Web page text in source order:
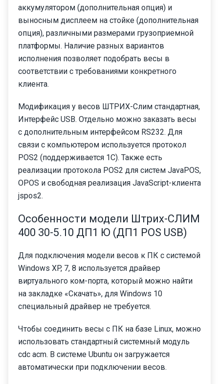
аккумулятором (дополнительная опция) и
выносным дисплеем на стойке (дополнительная
опция), различными размерами грузоприемной
платформы. Наличие разных вариантов
исполнения позволяет подобрать весы в
соответствии с требованиями конкретного
клиента.
Модификация у весов ШТРИХ-Слим стандартная,
Интерфейс USB. Отдельно можно заказать весы
с дополнительным интерфейсом RS232. Для
связи с компьютером используется протокол
POS2 (поддерживается 1С). Также есть
реализации протокола POS2 для систем JavaPOS,
OPOS и свободная реализация JavaScript-клиента
jspos2.
Особенности модели Штрих-СЛИМ
400 30-5.10 ДП1 Ю (ДП1 POS USB)
Для подключения модели весов к ПК с системой
Windows XP, 7, 8 используется драйвер
виртуального ком-порта, который можно найти
на закладке «Скачать», для Windows 10
специальный драйвер не требуется.
Чтобы соединить весы с ПК на базе Linux, можно
использовать стандартный системный модуль
cdc acm. В системе Ubuntu он загружается
автоматически при подключении весов.